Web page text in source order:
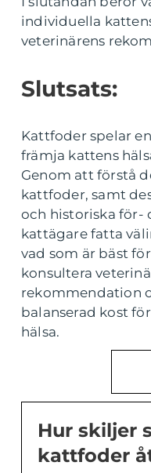
individuella
veterinärens
Slutsats:
Kattfoder spelar
främja kattens
Genom att förstå
kattfoder, samt
och historiska för-
kattägare fatta
vad som är bäst
konsultera
rekommendation
balanserad kost
hälsa.
Hur skiljer
kattfoder